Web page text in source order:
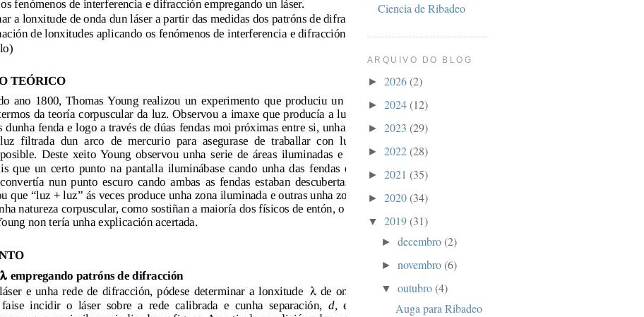
Ciencia de Ribadeo
ARQUIVO DO BLOG
► 2026(2)
► 2024(12)
► 2023 (29)
► 2022(28)
► 2021 (35)
► 2020(34)
▼ 2019(31)
►decembro(2)
►novembro(6)
▼outubro(4)
Auga para Ribadeo